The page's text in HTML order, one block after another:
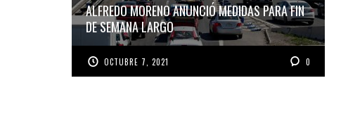
ALFREDO MORENO ANUNCIÓ MEDIDAS PARA FIN
DE SEMANA LARGO
OCTUBRE 7, 2021 0